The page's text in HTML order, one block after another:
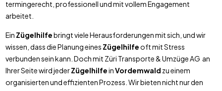
termingerecht, professionell und mit vollem Engagement
arbeitet.
Ein Zügelhilfebringt viele Herausforderungen mit sich, und wir
wissen, dass die Planung eines Zügelhilfeoft mit Stress
verbunden sein kann. Doch mit Züri Transporte & Umzüge AG an
Ihrer Seite wird jederZügelhilfeinVordemwald zu einem
organisierten und effizienten Prozess. Wir bieten nicht nur den